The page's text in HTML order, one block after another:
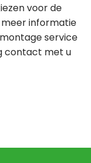
voor de
meer informatie
service
contact met u